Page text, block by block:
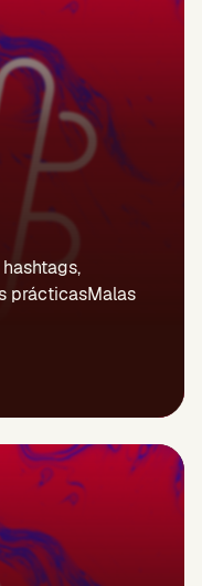
prácticasMalas